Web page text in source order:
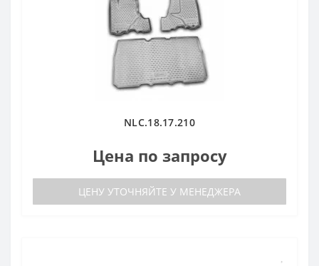
NLC.18.17.210
Цена по запросу
ЦЕНУ УТОЧНЯЙТЕ У МЕНЕДЖЕРА